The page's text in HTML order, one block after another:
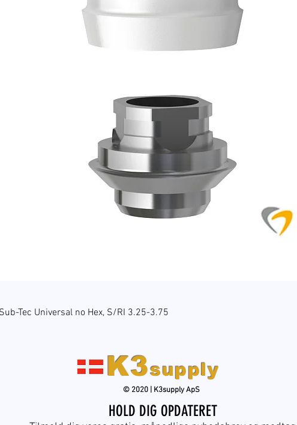
Hurtigvisning
Tec Universal no Hex, S/RI 3.25-3.75
K3supply
© 2020 | K3supply ApS
HOLD DIG OPDATERET